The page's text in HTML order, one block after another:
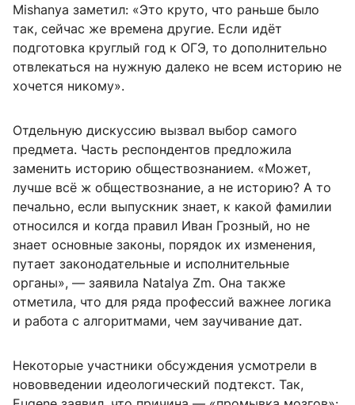
Mishanya заметил: «Это круто, что раньше было
так, сейчас же времена другие. Если идёт
подготовка круглый год к ОГЭ, то дополнительно
отвлекаться на нужную далеко не всем историю не
хочется никому».
Отдельную дискуссию вызвал выбор самого
предмета. Часть респондентов предложила
заменить историю обществознанием. «Может,
лучше всё ж обществознание, а не историю? А то
печально, если выпускник знает, к какой фамилии
относился и когда правил Иван Грозный, но не
знает основные законы, порядок их изменения,
путает законодательные и исполнительные
органы», — заявила Natalya Zm. Она также
отметила, что для ряда профессий важнее логика
и работа с алгоритмами, чем заучивание дат.
Некоторые участники обсуждения усмотрели в
нововведении идеологический подтекст. Так,